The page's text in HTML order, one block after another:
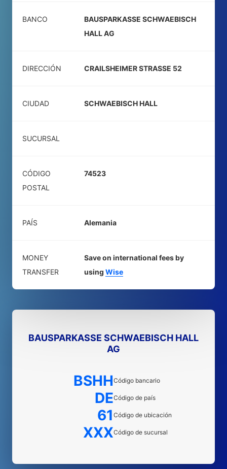
BANCO
BAUSPARKASSE SCHWAEBISCH
HALL AG
DIRECCIÓN CRAILSHEIMER STRASSE 52
CIUDAD SCHWAEBISCH HALL
SUCURSAL
CÓDIGO
POSTAL
74523
PAÍS Alemania
MONEY
TRANSFER
Save on international fees by
using Wise
BAUSPARKASSE SCHWAEBISCH HALL
AG
BSHHCódigo bancario
DECódigo de país
61 Código de ubicación
XXXCódigo de sucursal